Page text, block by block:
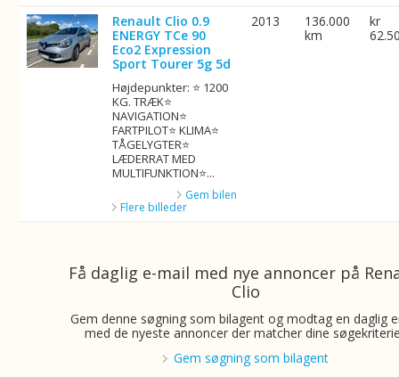
Renault Clio 0.9
ENERGY TCe 90
Eco2 Expression
Sport Tourer 5g 5d
Højdepunkter: ⭐ 1200
KG. TRÆK⭐
NAVIGATION⭐
FARTPILOT⭐ KLIMA⭐
TÅGELYGTER⭐
LÆDERRAT MED
MULTIFUNKTION⭐...
Gem bilen
Flere billeder
2013
136.000
km
kr
Få daglig e-mail med nye annoncer på
Clio
Gem denne søgning som bilagent og modtag en daglig
med de nyeste annoncer der matcher dine
Gem søgning som bilagent